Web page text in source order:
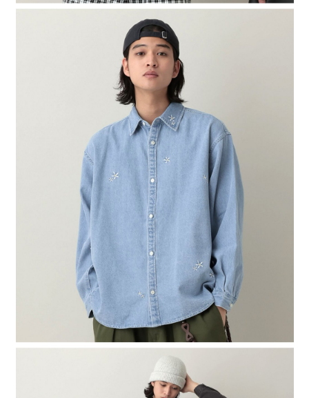
恩沛科技股份有限公司將有權停止該用戶之使用額度並採取法律行動。